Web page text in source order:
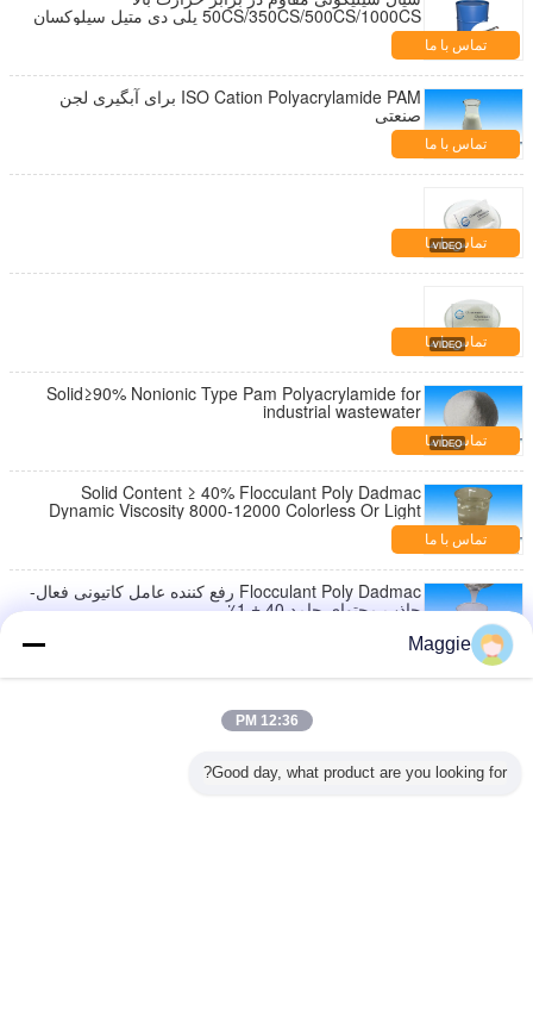
50CS/350CS/500CS/1000CS پلی دی متیل سیلوکسان
ها روغن سیلیکون Pdms تماس با ما
ISO Cation Polyacrylamide PAM برای آبگیری لجن
صنعتی
تماس با ما
تماس با ما
تماس با ما
Solid≥90% Nonionic Type Pam Polyacrylamide for
industrial wastewater
تماس با ما
Solid Content ≥ 40% Flocculant Poly Dadmac
Dynamic Viscosity 8000-12000 Colorless Or Light
Color Liquid تماس با ما
Flocculant Poly Dadmac رفع کننده عامل کاتیونی فعال-
جاذب محتوای جامد 40 ± 1٪
تماس با ما
عامل رطوبت مواد جامد 40 ± 1٪
کاتیونی فعال-جاذب پلی دیالیل دی متیل آمونیوم کلراید
Maggie
12:36 PM
Good day, what product are you looking for?